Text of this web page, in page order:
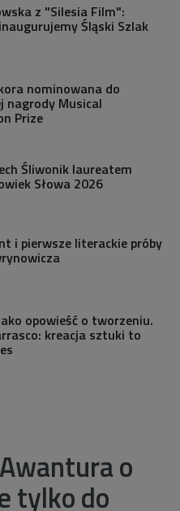
z "Silesia Film":
Śląski Szlak
nominowana do
nagrody Musical
Prize
Śliwonik laureatem
Słowa 2026
i pierwsze literackie próby
opowieść o tworzeniu.
kreacja sztuki to
o
tylko do